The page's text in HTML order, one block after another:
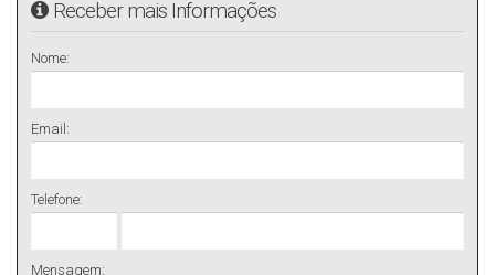
Receber mais Informações
Nome:
Email:
Telefone:
Mensagem: